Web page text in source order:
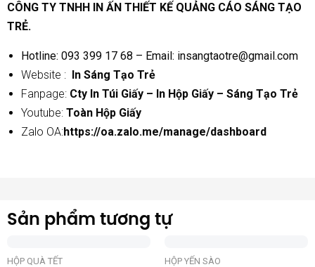
CÔNG TY TNHH IN ẤN THIẾT KẾ QUẢNG CÁO SÁNG TẠO
TRẺ.
Hotline: 093 399 17 68 – Email: insangtaotre@gmail.com
Website : In Sáng Tạo Trẻ
Fanpage: Cty In Túi Giấy – In Hộp Giấy – Sáng Tạo Trẻ
Youtube: Toàn Hộp Giấy
Zalo OA:https://oa.zalo.me/manage/dashboard
Sản phẩm tương tự
HỘP QUÀ TẾT HỘP YẾN SÀO